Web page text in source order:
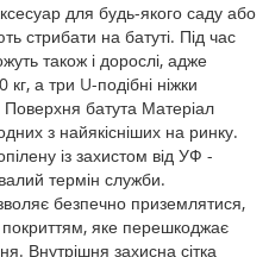
для будь-якого саду або
стрибати на батуті. Під час
також і дорослі, адже
а три U-подібні ніжки
Поверхня батута Матеріал
з найякісніших на ринку.
із захистом від УФ -
термін служби.
безпечно приземлятися,
покриттям, яке перешкоджає
Внутрішня захисна сітка